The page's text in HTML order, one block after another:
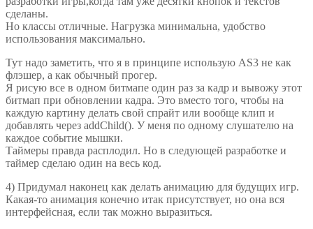
сделаны.
Но классы отличные. Нагрузка минимальна, удобство
использования максимально.
Тут надо заметить, что я в принципе использую AS3 не как
флэшер, а как обычный прогер.
Я рисую все в одном битмапе один раз за кадр и вывожу этот
битмап при обновлении кадра. Это вместо того, чтобы на
каждую картину делать свой спрайт или вообще клип и
добавлять через addChild(). У меня по одному слушателю на
каждое событие мышки.
Таймеры правда расплодил. Но в следующей разработке и
таймер сделаю один на весь код.
4) Придумал наконец как делать анимацию для будущих игр.
Какая-то анимация конечно итак присутствует, но она вся
интерфейсная, если так можно выразиться.